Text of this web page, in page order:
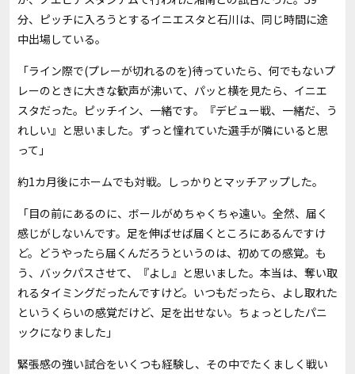
分、ピッチに入ろうとするイニエスタと石川は、同じ時間に途
中出場している。
「ライン際で(プレーが切れるのを)待っていたら、何でもないプ
レーのときに大きな歓声が沸いて、パッと横を見たら、イニエ
スタだった。ピッチイン、一緒です。『デビュー戦、一緒だ、う
れしい』と思いました。ずっと憧れていた選手が隣にいると思
って」
約1カ月後にホームでも対戦。しっかりとマッチアップした。
「目の前にあるのに、ボールがめちゃくちゃ遠い。全然、届く
感じがしないんです。足を伸ばせば届くところにあるんですけ
ど。どうやったら届くんだろうというのは、初めての感覚。も
う、バックパスさせて、『よし』と思いました。本当は、奪い取
れるタイミングだったんですけど。いつもだったら、よし取れた
というくらいの感覚だけど、足を出せない。ちょっとしたパニ
ックになりました」
緊張感の強い試合をいくつも経験し、その中でたくましく戦い